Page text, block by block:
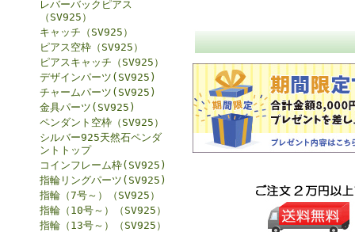
レバーバックピアス
（SV925）
キャッチ（SV925）
ピアス空枠（SV925）
ピアスキャッチ（SV925）
デザインパーツ(SV925)
チャームパーツ(SV925)
金具パーツ(SV925)
ペンダント空枠（SV925）
シルバー925天然石ペンダ
ントトップ
コインフレーム枠(SV925)
指輪リングパーツ(SV925)
指輪（7号～）（SV925）
指輪（10号～）（SV925）
指輪（13号～）（SV925）